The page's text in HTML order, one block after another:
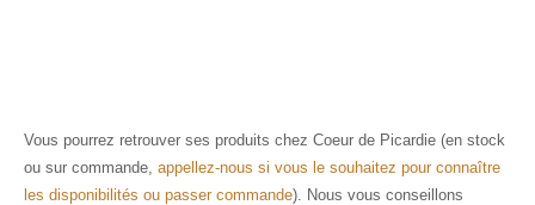
Vous pourrez retrouver ses produits chez Coeur de Picardie (en stock
ou sur commande, appellez-nous si vous le souhaitez pour connaître
les disponibilités ou passer commande). Nous vous conseillons